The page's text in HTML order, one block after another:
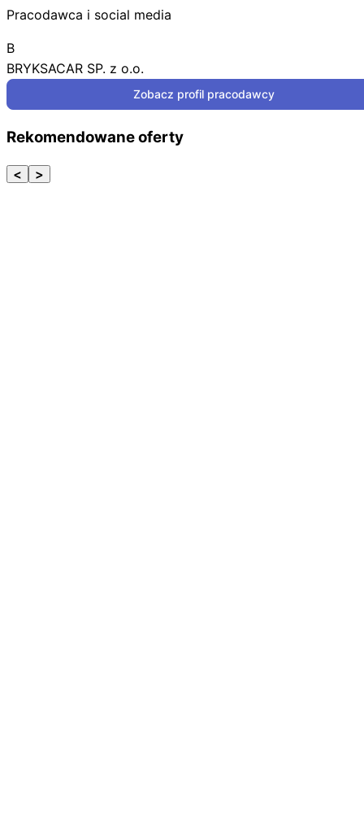
Pracodawca i social media
B
BRYKSACAR SP. z o.o.
Zobacz profil pracodawcy
Rekomendowane oferty
< >